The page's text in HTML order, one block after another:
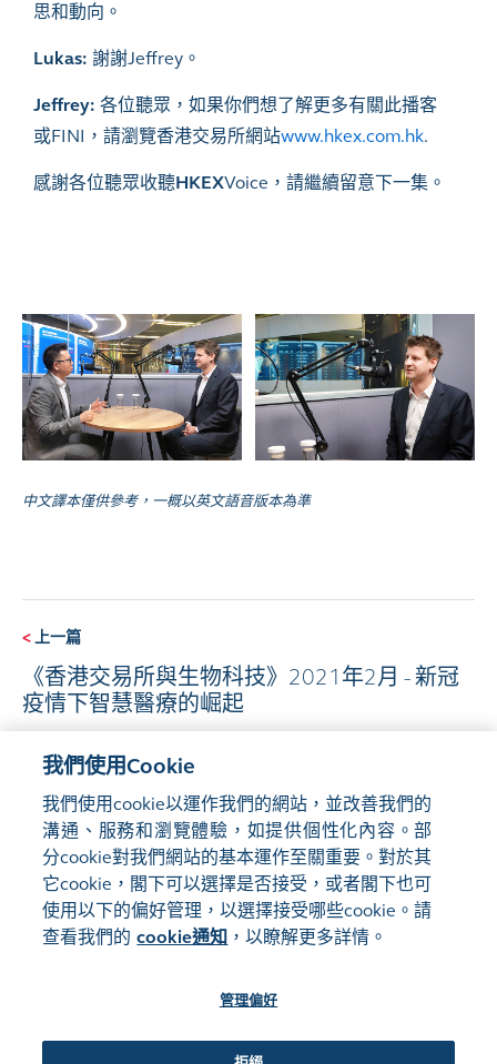
思和動向。
Lukas: 謝謝Jeffrey。
Jeffrey: 各位聽眾，如果你們想了解更多有關此播客
或FINI，請瀏覽香港交易所網站www.hkex.com.hk.
感謝各位聽眾收聽HKEXVoice，請繼續留意下一集。
中文譯本僅供參考，一概以英文語音版本為準
<上一篇
《香港交易所與生物科技》2021年2月 - 新冠
疫情下智慧醫療的崛起
建多元企業文化 由董事會開始
管理偏好
我們使用Cookie
我們使用cookie以運作我們的網站，並改善我們的
溝通、服務和瀏覽體驗，如提供個性化內容。部
分cookie對我們網站的基本運作至關重要。對於其
它cookie，閣下可以選擇是否接受，或者閣下也可
使用以下的偏好管理，以選擇接受哪些cookie。請
查看我們的 cookie通知 ，以瞭解更多詳情。
管理偏好